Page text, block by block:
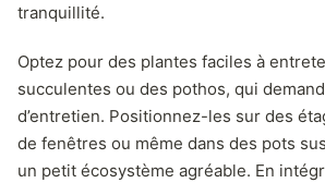
tranquillité.
Optez pour des plantes faciles à
succulentes ou des pothos, qui
d’entretien. Positionnez-les sur des
de fenêtres ou même dans des pots
un petit écosystème agréable. En